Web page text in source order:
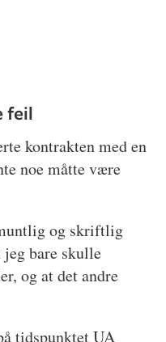
feil
kontrakten med en
noe måtte være
og skriftlig
bare skulle
og at det andre
tidspunktet UA